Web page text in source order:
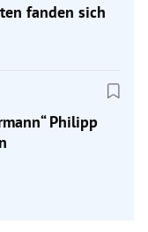
fanden sich
Philipp